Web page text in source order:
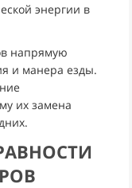
энергии в
напрямую
и манера езды.
их замена